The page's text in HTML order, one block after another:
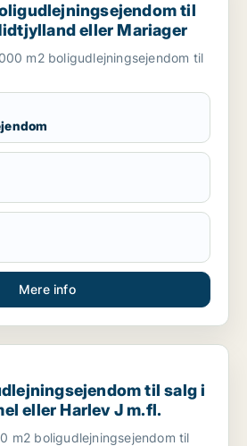
til
eller Mariager
m2 boligudlejningsejendom til
Mere info
til salg i Hørning, Hammel
til salg i
eller Harlev J m.fl.
m2 boligudlejningsejendom til